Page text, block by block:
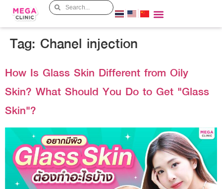
Tag: Chanel injection
How Is Glass Skin Different from Oily
Skin? What Should You Do to Get "Glass
Skin"?